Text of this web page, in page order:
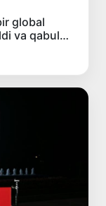
global
va qabul